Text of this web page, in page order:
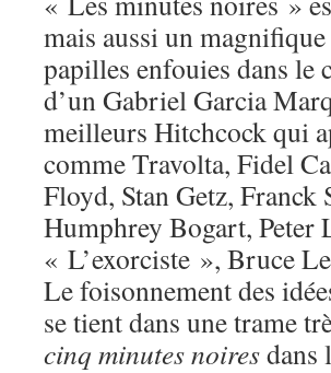
mais aussi un
papilles enfouies dans le
d’un Gabriel Garcia
meilleurs Hitchcock qui
comme Travolta, Fidel
Floyd, Stan Getz, Franck
Humphrey Bogart, Peter
« L’exorciste », Bruce
Le foisonnement des
se tient dans une trame
cinq minutes noiresdans